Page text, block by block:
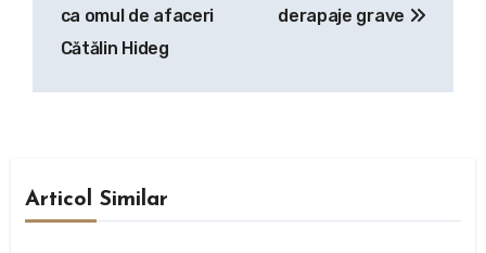
ca omul de afaceri
Cătălin Hideg
derapaje grave
Articol Similar